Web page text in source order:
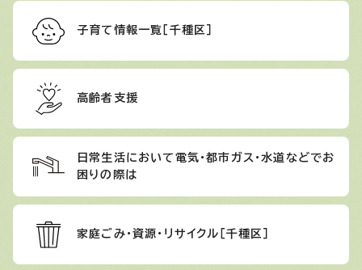
子育て情報一覧［千種区］
高齢者支援
日常生活において電気・都市ガス・水道などでお
困りの際は
家庭ごみ・資源・リサイクル［千種区］